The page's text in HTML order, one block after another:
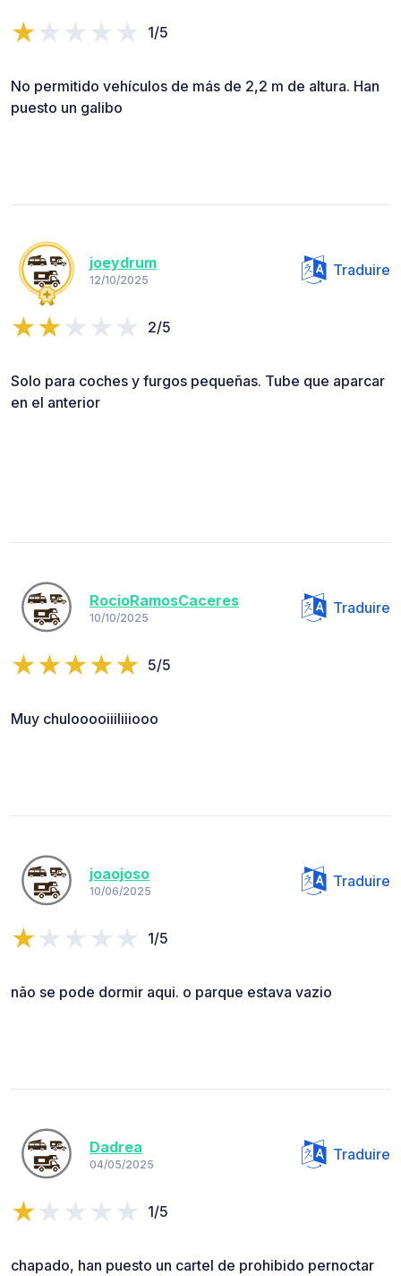
1/5
No permitido vehículos de más de 2,2 m de altura. Han
puesto un galibo
joeydrum
12/10/2025
Traduire
2/5
Solo para coches y furgos pequeñas. Tube que aparcar
en el anterior
RocioRamosCaceres
10/10/2025
Traduire
5/5
Muy chulooooiiiliiiooo
joaojoso
10/06/2025
Traduire
1/5
não se pode dormir aqui. o parque estava vazio
Dadrea
04/05/2025
Traduire
1/5
chapado, han puesto un cartel de prohibido pernoctar